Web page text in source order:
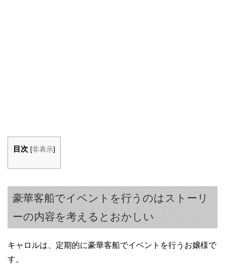
目次 [非表示]
豪華客船でイベントを行うのはストーリ
ーの内容を考えるとおかしい
キャロルは、定期的に豪華客船でイベントを行うお嬢様で
す。